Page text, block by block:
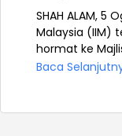
SHAH ALAM, 5
Malaysia (IIM)
hormat ke
Baca